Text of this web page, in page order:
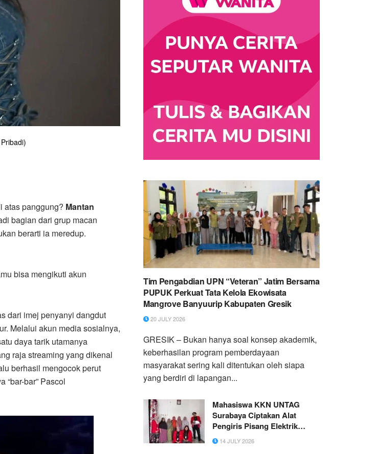
atas panggung? Mantan
bagian dari grup macan
berarti ia meredup.
bisa mengikuti akun
dari imej penyanyi dangdut
Melalui akun media sosialnya,
daya tarik utamanya
raja streaming yang dikenal
berhasil mengocok perut
“bar-bar” Pascol
Tim Pengabdian UPN “Veteran” Jatim Bersama
PUPUK Perkuat Tata Kelola Ekowisata
Mangrove Banyuurip Kabupaten Gresik
20 JULY 2026
GRESIK – Bukan hanya soal konsep akademik,
keberhasilan program pemberdayaan
masyarakat sering kali ditentukan oleh siapa
yang berdiri di lapangan...
Mahasiswa KKN UNTAG
Surabaya Ciptakan Alat
Pengiris Pisang Elektrik
untuk Dongkrak Produktivitas
UMKM Gresik
14 JULY 2026